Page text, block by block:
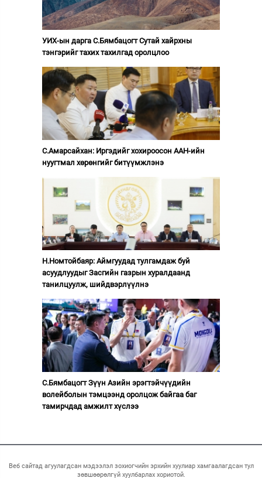
УИХ-ын дарга С.Бямбацогт Сутай хайрхны
тэнгэрийг тахих тахилгад оролцлоо
С.Амарсайхан: Иргэдийг хохироосон ААН-ийн
нуугтмал хөрөнгийг битүүмжлэнэ
Н.Номтойбаяр: Аймгуудад тулгамдаж буй
асуудлуудыг Засгийн газрын хуралдаанд
танилцуулж, шийдвэрлүүлнэ
С.Бямбацогт Зүүн Азийн эрэгтэйчүүдийн
волейболын тэмцээнд оролцож байгаа баг
тамирчдад амжилт хүслээ
Веб сайтад агуулагдсан мэдээлэл зохиогчийн эрхийн хуулиар хамгаалагдсан тул
зөвшөөрөлгүй хуулбарлах хориотой.